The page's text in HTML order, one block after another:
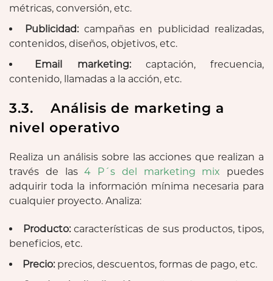
métricas, conversión, etc.
Publicidad: campañas en publicidad realizadas,
contenidos, diseños, objetivos, etc.
Email marketing: captación, frecuencia,
contenido, llamadas a la acción, etc.
3.3. Análisis de marketing a
nivel operativo
Realiza un análisis sobre las acciones que realizan a
través de las4 P´s del marketing mix puedes
adquirir toda la información mínima necesaria para
cualquier proyecto. Analiza:
Producto: características de sus productos, tipos,
beneficios, etc.
Precio: precios, descuentos, formas de pago, etc.